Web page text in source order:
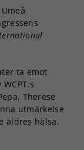
ta emot
Therese
utmärkelse
äldres hälsa.